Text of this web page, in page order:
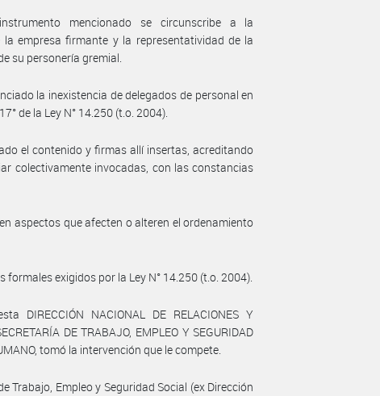
mencionado se circunscribe a la
empresa firmante y la representatividad de la
su personería gremial.
la inexistencia de delegados de personal en
de la Ley N° 14.250 (t.o. 2004).
el contenido y firmas allí insertas, acreditando
colectivamente invocadas, con las constancias
aspectos que afecten o alteren el ordenamiento
exigidos por la Ley N° 14.250 (t.o. 2004).
DIRECCIÓN NACIONAL DE RELACIONES Y
DE TRABAJO, EMPLEO Y SEGURIDAD
tomó la intervención que le compete.
Trabajo, Empleo y Seguridad Social (ex Dirección